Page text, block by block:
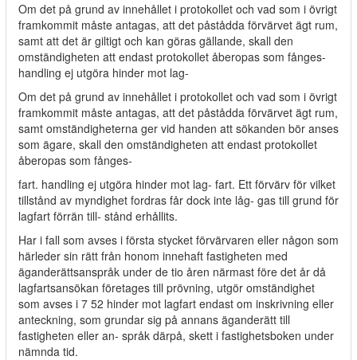
Om det på grund av innehållet i protokollet och vad som i övrigt
framkommit måste antagas, att det påstådda förvärvet ägt rum,
samt att det är giltigt och kan göras gällande, skall den
omständigheten att endast protokollet åberopas som fånges-
handling ej utgöra hinder mot lag-
Om det på grund av innehållet i protokollet och vad som i övrigt
framkommit måste antagas, att det påstådda förvärvet ägt rum,
samt omständigheterna ger vid handen att sökanden bör anses
som ägare, skall den omständigheten att endast protokollet
åberopas som fånges-
fart. handling ej utgöra hinder mot lag- fart. Ett förvärv för vilket
tillstånd av myndighet fordras får dock inte låg- gas till grund för
lagfart förrän till- stånd erhållits.
Har i fall som avses i första stycket förvärvaren eller någon som
härleder sin rätt från honom innehaft fastigheten med
äganderättsanspråk under de tio åren närmast före det år då
lagfartsansökan företages till prövning, utgör omständighet
som avses i 7 52 hinder mot lagfart endast om inskrivning eller
anteckning, som grundar sig på annans äganderätt till
fastigheten eller an- språk därpå, skett i fastighetsboken under
nämnda tid.